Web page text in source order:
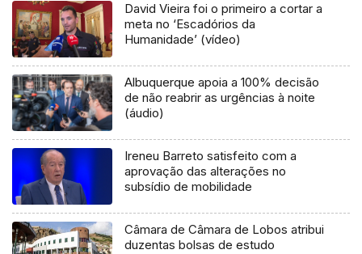
David Vieira foi o primeiro a cortar a
meta no ‘Escadórios da
Humanidade’ (vídeo)
Albuquerque apoia a 100% decisão
de não reabrir as urgências à noite
(áudio)
Ireneu Barreto satisfeito com a
aprovação das alterações no
subsídio de mobilidade
Câmara de Câmara de Lobos atribui
duzentas bolsas de estudo